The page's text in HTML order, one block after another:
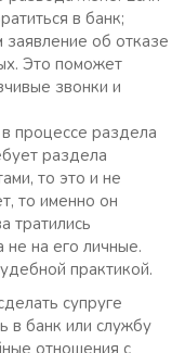
в банк;
заявление об отказе
Это поможет
звонки и
процессе раздела
раздела
то это и не
то именно он
тратились
на его личные.
практикой.
супруге
в банк или службу
отношения с